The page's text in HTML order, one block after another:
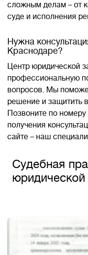
сложным делам – от
суде и исполнения
Нужна
Краснодаре?
Центр юридической
профессиональную
вопросов. Мы
решение и защитить
Позвоните по
получения
сайте – наш
Судебная